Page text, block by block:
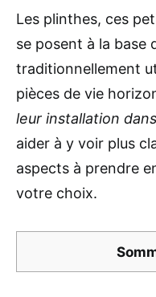
Les plinthes, ces
se posent à la base
traditionnellement
pièces de vie
leur installation
aider à y voir plus
aspects à prendre
votre choix.